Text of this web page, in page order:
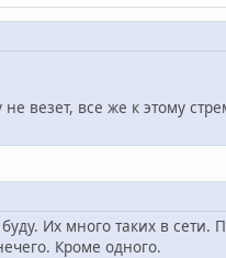
везет, все же к этому
Их много таких в сети.
Кроме одного.